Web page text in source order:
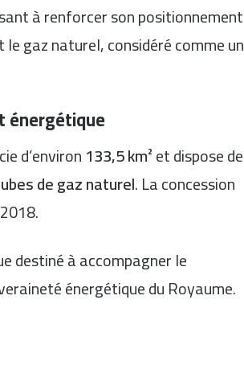
à renforcer son positionnement
gaz naturel, considéré comme un
énergétique
d’environ133,5 km²et dispose de
de gaz naturel. La concession
destiné à accompagner le
énergétique du Royaume.